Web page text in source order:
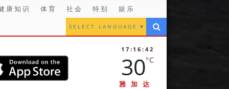
康知识 体育 社会 特别 娱乐
SELECT LANGUAGE ▼
17:16:44
30°C
雅加达